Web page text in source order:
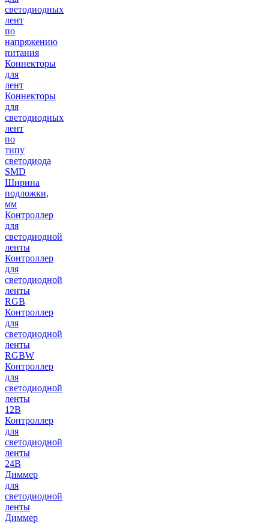
светодиодных
лент
по
напряжению
питания
Коннекторы
для
лент
Коннекторы
для
светодиодных
лент
по
типу
светодиода
SMD
Ширина
подложки,
мм
Контроллер
для
светодиодной
ленты
Контроллер
для
светодиодной
ленты
RGB
Контроллер
для
светодиодной
ленты
RGBW
Контроллер
для
светодиодной
ленты
12В
Контроллер
для
светодиодной
ленты
24В
Диммер
для
светодиодной
ленты
Диммер